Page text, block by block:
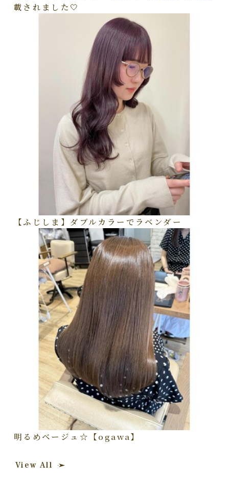
載されました🤍
【ふじしま】ダブルカラーでラベンダー
明るめベージュ☆【ogawa】
View All